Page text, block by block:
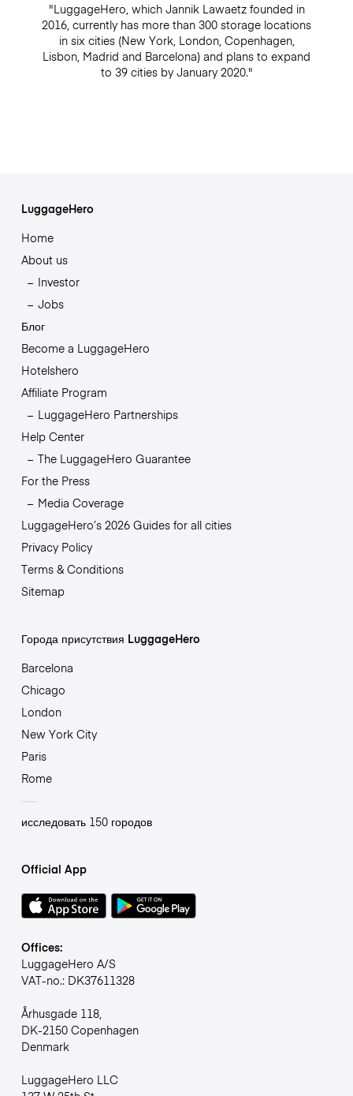
"LuggageHero, which Jannik Lawaetz founded in
2016, currently has more than 300 storage locations
in six cities (New York, London, Copenhagen,
Lisbon, Madrid and Barcelona) and plans to expand
to 39 cities by January 2020."
LuggageHero
Home
About us
Investor
Jobs
Блог
Become a LuggageHero
Hotelshero
Affiliate Program
LuggageHero Partnerships
Help Center
The LuggageHero Guarantee
For the Press
Media Coverage
LuggageHero’s 2026 Guides for all cities
Privacy Policy
Terms & Conditions
Sitemap
Города присутствия LuggageHero
Barcelona
Chicago
London
New York City
Paris
Rome
исследовать 150 городов
Official App
Offices:
LuggageHero A/S
VAT-no.: DK37611328
Århusgade 118,
DK-2150 Copenhagen
Denmark
LuggageHero LLC